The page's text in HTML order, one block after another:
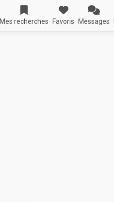
Mes recherches Favoris Messages